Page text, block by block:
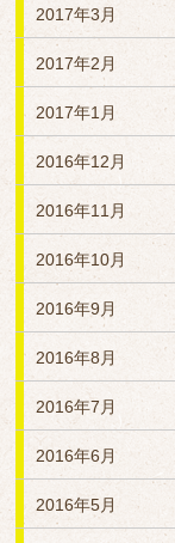
2017年3月
2017年2月
2017年1月
2016年12月
2016年11月
2016年10月
2016年9月
2016年8月
2016年7月
2016年6月
2016年5月